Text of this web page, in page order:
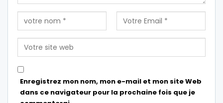
Enregistrez mon nom, mon e-mail et mon site Web
dans ce navigateur pour la prochaine fois que je